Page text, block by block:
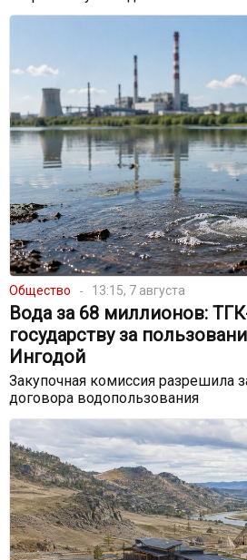
Общество 13:15, 7 августа
Вода за 68 миллионов:
государству за
Ингодой
Закупочная комиссия разрешила
договора водопользования